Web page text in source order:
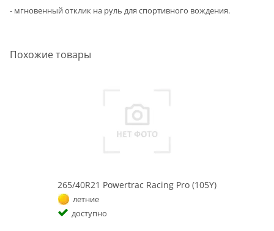
- мгновенный отклик на руль для спортивного вождения.
Похожие товары
265/40R21 Powertrac Racing Pro (105Y)
летние
доступно